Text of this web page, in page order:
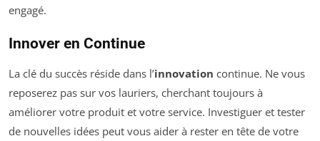
engagé.
Innover en Continue
La clé du succès réside dans l’innovation continue. Ne vous
reposerez pas sur vos lauriers, cherchant toujours à
améliorer votre produit et votre service. Investiguer et tester
de nouvelles idées peut vous aider à rester en tête de votre